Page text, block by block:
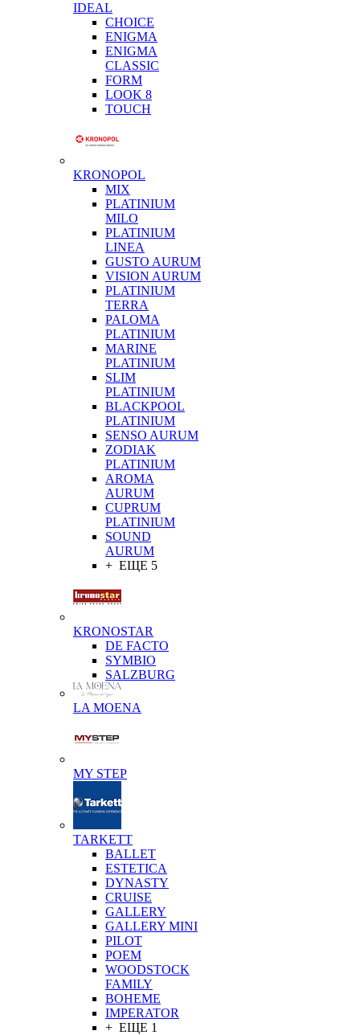
IDEAL
CHOICE
ENIGMA
ENIGMA
CLASSIC
FORM
LOOK 8
TOUCH
KRONOPOL
MIX
PLATINIUM
MILO
PLATINIUM
LINEA
GUSTO AURUM
VISION AURUM
PLATINIUM
TERRA
PALOMA
PLATINIUM
MARINE
PLATINIUM
SLIM
PLATINIUM
BLACKPOOL
PLATINIUM
SENSO AURUM
ZODIAK
PLATINIUM
AROMA
AURUM
CUPRUM
PLATINIUM
SOUND
AURUM
+ ЕЩЕ 5
KRONOSTAR
DE FACTO
SYMBIO
SALZBURG
LA MOENA
MY STEP
TARKETT
BALLET
ESTETICA
DYNASTY
CRUISE
GALLERY
GALLERY MINI
PILOT
POEM
WOODSTOCK
FAMILY
BOHEME
IMPERATOR
+ ЕЩЕ 1